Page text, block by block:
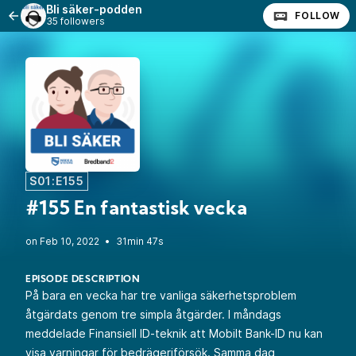
Bli säker-podden
35 followers FOLLOW
S01:E155
#155 En fantastisk vecka
• 31min 47s
EPISODE DESCRIPTION
På bara en vecka har tre vanliga säkerhetsproblem
åtgärdats genom tre simpla åtgärder. I måndags
meddelade Finansiell ID-teknik att Mobilt Bank-ID nu kan
visa varningar för bedrägeriförsök. Samma dag